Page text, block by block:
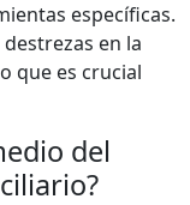
específicas.
en la
que es crucial
del